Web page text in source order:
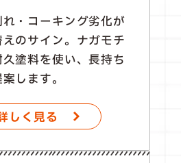
・コーキング劣化が
のサイン。ナガモチ
塗料を使い、長持ち
します。
しく見る